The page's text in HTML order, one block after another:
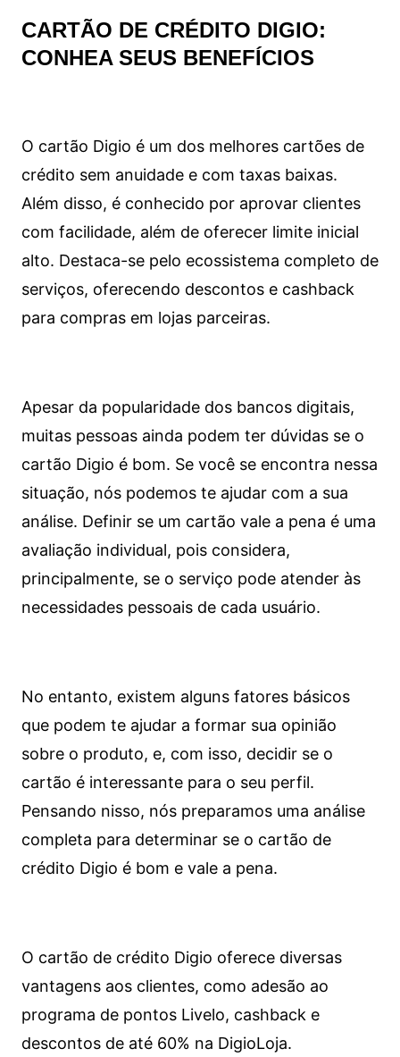
CARTÃO DE CRÉDITO DIGIO:
CONHEA SEUS BENEFÍCIOS
O cartão Digio é um dos melhores cartões de
crédito sem anuidade e com taxas baixas.
Além disso, é conhecido por aprovar clientes
com facilidade, além de oferecer limite inicial
alto. Destaca-se pelo ecossistema completo de
serviços, oferecendo descontos e cashback
para compras em lojas parceiras.
Apesar da popularidade dos bancos digitais,
muitas pessoas ainda podem ter dúvidas se o
cartão Digio é bom. Se você se encontra nessa
situação, nós podemos te ajudar com a sua
análise. Definir se um cartão vale a pena é uma
avaliação individual, pois considera,
principalmente, se o serviço pode atender às
necessidades pessoais de cada usuário.
No entanto, existem alguns fatores básicos
que podem te ajudar a formar sua opinião
sobre o produto, e, com isso, decidir se o
cartão é interessante para o seu perfil.
Pensando nisso, nós preparamos uma análise
completa para determinar se o cartão de
crédito Digio é bom e vale a pena.
O cartão de crédito Digio oferece diversas
vantagens aos clientes, como adesão ao
programa de pontos Livelo, cashback e
descontos de até 60% na DigioLoja.